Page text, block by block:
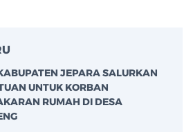
JEPARA SALURKAN
UNTUK KORBAN
RUMAH DI DESA